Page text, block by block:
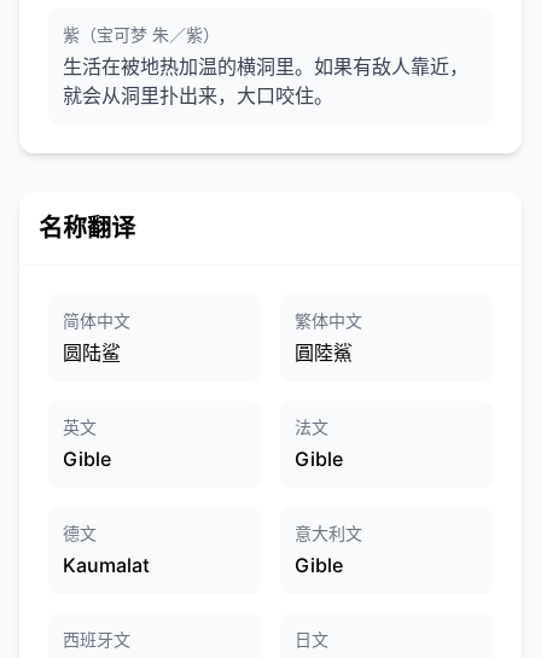
紫（宝可梦 朱／紫）
生活在被地热加温的横洞里。如果有敌人靠近，
就会从洞里扑出来，大口咬住。
名称翻译
简体中文
圆陆鲨
繁体中文
圓陸鯊
英文
Gible
法文
Gible
德文
Kaumalat
意大利文
Gible
西班牙文 日文